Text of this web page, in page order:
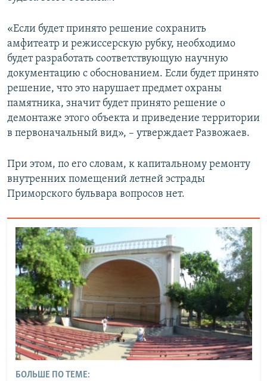
«Если будет принято решение сохранить
амфитеатр и режиссерскую рубку, необходимо
будет разработать соответствующую научную
документацию с обоснованием. Если будет принято
решение, что это нарушает предмет охраны
памятника, значит будет принято решение о
демонтаже этого объекта и приведение территории
в первоначальный вид», – утверждает Развожаев.
При этом, по его словам, к капитальному ремонту
внутренних помещений летней эстрады
Приморского бульвара вопросов нет.
БОЛЬШЕ ПО ТЕМЕ: